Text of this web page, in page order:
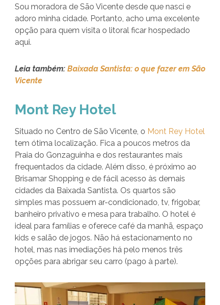
Sou moradora de São Vicente desde que nasci e
adoro minha cidade. Portanto, acho uma excelente
opção para quem visita o litoral ficar hospedado
aqui.
Leia também: Baixada Santista: o que fazer em São
Vicente
Mont Rey Hotel
Situado no Centro de São Vicente, o Mont Rey Hotel
tem ótima localização. Fica a poucos metros da
Praia do Gonzaguinha e dos restaurantes mais
frequentados da cidade. Além disso, é próximo ao
Brisamar Shopping e de fácil acesso às demais
cidades da Baixada Santista. Os quartos são
simples mas possuem ar-condicionado, tv, frigobar,
banheiro privativo e mesa para trabalho. O hotel é
ideal para famílias e oferece café da manhã, espaço
kids e salão de jogos. Não há estacionamento no
hotel, mas nas imediações há pelo menos três
opções para abrigar seu carro (pago à parte).